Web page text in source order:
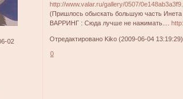
02
http://www.valar.ru/gallery/0507/
(Пришлось обыскать большую часть Инета
ВАРРИНГ : Сюда лучше не нажимать....
Отредактировано Kiko (2009-06-04 13:19:29)
0